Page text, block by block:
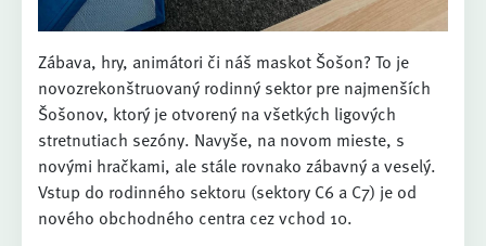
Zábava, hry, animátori či náš maskot Šošon? To je
novozrekonštruovaný rodinný sektor pre najmenších
Šošonov, ktorý je otvorený na všetkých ligových
stretnutiach sezóny. Navyše, na novom mieste, s
novými hračkami, ale stále rovnako zábavný a veselý.
Vstup do rodinného sektoru (sektory C6 a C7) je od
nového obchodného centra cez vchod 10.